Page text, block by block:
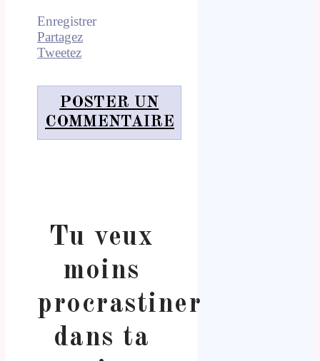
Enregistrer
Partagez
Tweetez
POSTER UN
COMMENTAIRE
Tu veux
moins
procrastiner
dans ta